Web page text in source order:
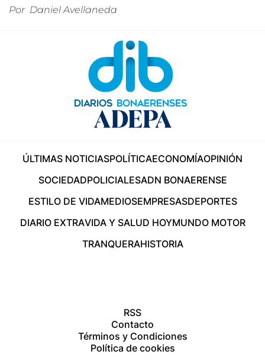
Por Daniel Avellaneda
ÚLTIMAS NOTICIASPOLÍTICAECONOMÍAOPINIÓN
SOCIEDADPOLICIALESADN BONAERENSE
ESTILO DE VIDAMEDIOSEMPRESASDEPORTES
DIARIO EXTRAVIDA Y SALUD HOYMUNDO MOTOR
TRANQUERAHISTORIA
RSS
Contacto
Términos y Condiciones
Política de cookies